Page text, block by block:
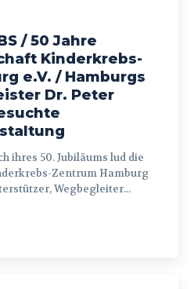
/ 50 Jahre
Kinderkrebs-
e.V. / Hamburgs
Dr. Peter
Zentrum Hamburg
Wegbegleiter...